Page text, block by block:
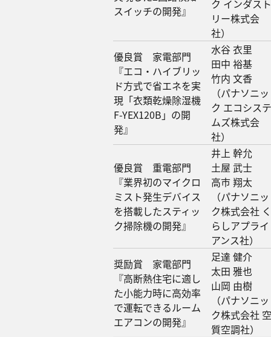
スイッチの開発』
ク インダスト
リー株式会
社）
優良賞 家電部門
『エコ・ハイブリッ
ド方式で省エネを実
現「衣類乾燥除湿機
F-YEX120B」の開
発』
水谷 衣里
田中 裕基
竹内 文香
（パナソニッ
ク エコシステ
ムズ株式会
社）
優良賞 重電部門
『業界初のマイクロ
ミスト発生デバイス
を搭載したスティッ
ク掃除機の開発』
井上 幹允
土屋 武士
高市 翔太
（パナソニッ
ク株式会社 く
らしアプライ
アンス社）
奨励賞 家電部門
『高断熱住宅に適し
た小能力時に高効率
で運転できるルーム
エアコンの開発』
足達 健介
太田 雅也
山岡 由樹
（パナソニッ
ク株式会社 空
質空調社）